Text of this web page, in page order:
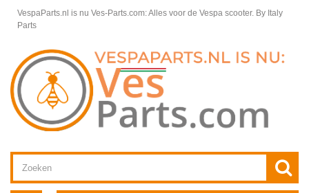
VespaParts.nl is nu Ves-Parts.com: Alles voor de Vespa scooter. By Italy
Parts